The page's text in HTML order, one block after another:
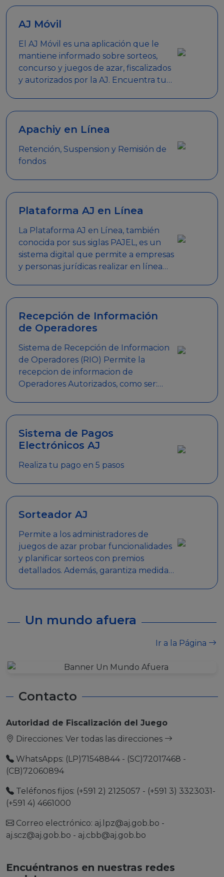
AJ Móvil
El AJ Móvil es una aplicación que le
mantiene informado sobre sorteos,
concurso y juegos de azar, fiscalizados
y autorizados por la AJ. Encuentra tus
clave.
Apachiy en Línea
Retención, Suspension y Remisión de
fondos
Plataforma AJ en Línea
La Plataforma AJ en Línea, también
conocida por sus siglas PAJEL, es un
sistema digital que permite a empresas
y personas jurídicas realizar en línea
Recepción de Información
de Operadores
Sistema de Recepción de Informacion
de Operadores (RIO) Permite la
recepcion de informacion de
Operadores Autorizados, como ser:
Sistema de Pagos
Electrónicos AJ
Realiza tu pago en 5 pasos
Sorteador AJ
Permite a los administradores de
juegos de azar probar funcionalidades
y planificar sorteos con premios
detallados. Además, garantiza medidas
Un mundo afuera
Ir a la Página
Contacto
Autoridad de Fiscalización del Juego
Direcciones: Ver todas las direcciones
WhatsApps: (LP)71548844 - (SC)72017468 -
(CB)72060894
Teléfonos fijos: (+591 2) 2125057 - (+591 3) 3323031-
(+591 4) 4661000
Correo electrónico: aj.lpz@aj.gob.bo -
aj.scz@aj.gob.bo - aj.cbb@aj.gob.bo
Encuéntranos en nuestras redes